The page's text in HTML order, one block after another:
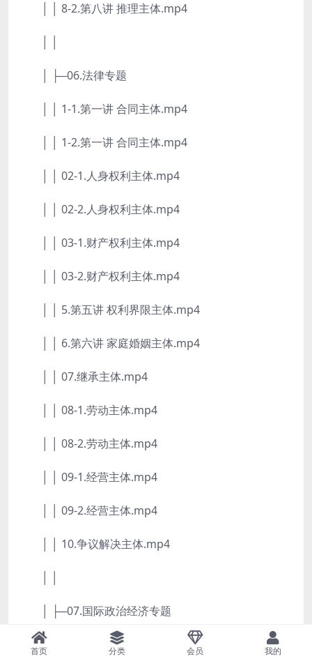
│ │ 8-2.第八讲 推理主体.mp4
│ ├─06.法律专题
│ │ 1-1.第一讲 合同主体.mp4
│ │ 1-2.第一讲 合同主体.mp4
│ │ 02-1.人身权利主体.mp4
│ │ 02-2.人身权利主体.mp4
│ │ 03-1.财产权利主体.mp4
│ │ 03-2.财产权利主体.mp4
│ │ 5.第五讲 权利界限主体.mp4
│ │ 6.第六讲 家庭婚姻主体.mp4
│ │ 07.继承主体.mp4
│ │ 08-1.劳动主体.mp4
│ │ 08-2.劳动主体.mp4
│ │ 09-1.经营主体.mp4
│ │ 09-2.经营主体.mp4
│ │ 10.争议解决主体.mp4
│ ├─07.国际政治经济专题
│ │ 01.国家常识主体.mp4
首页 分类 会员 我的